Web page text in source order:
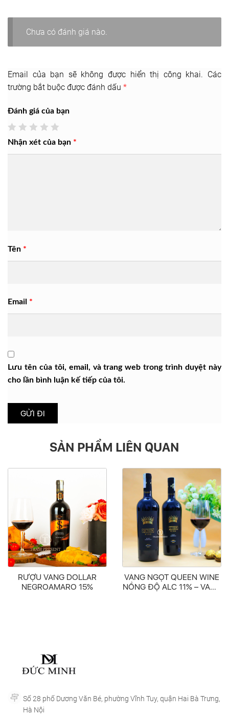
Chưa có đánh giá nào.
Email của bạn sẽ không được hiển thị công khai.
Các
trường bắt buộc được đánh dấu *
Đánh giá của bạn
Nhận xét của bạn *
Tên *
Email *
Lưu tên của tôi, email, và trang web trong trình duyệt này
cho lần bình luận kế tiếp của tôi.
SẢN PHẨM LIÊN QUAN
VANG NGỌT QUEEN WINE
NỒNG ĐỘ ALC 11% – VANG
RƯỢU VANG DOLLAR
NEGROAMARO 15%
Số 28 phố Dương Văn Bé, phường Vĩnh Tuy, quận Hai Bà Trưng,
Hà Nội